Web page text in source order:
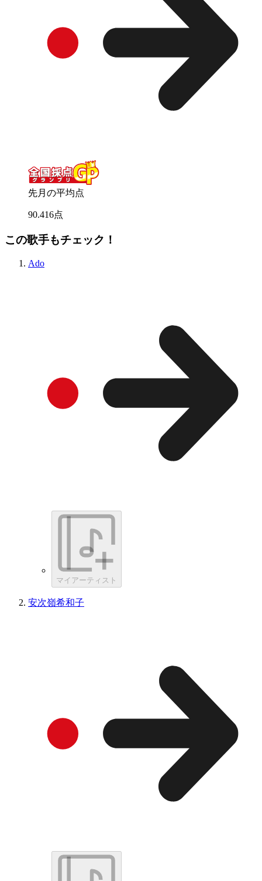
先月の平均点
90.416点
この歌手もチェック！
Ado
マイアーティスト
安次嶺希和子